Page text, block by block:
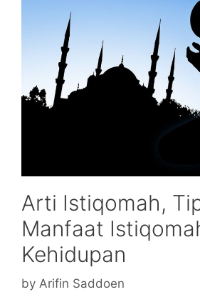
Arti Istiqomah,
Manfaat
Kehidupan
by Arifin Saddoen